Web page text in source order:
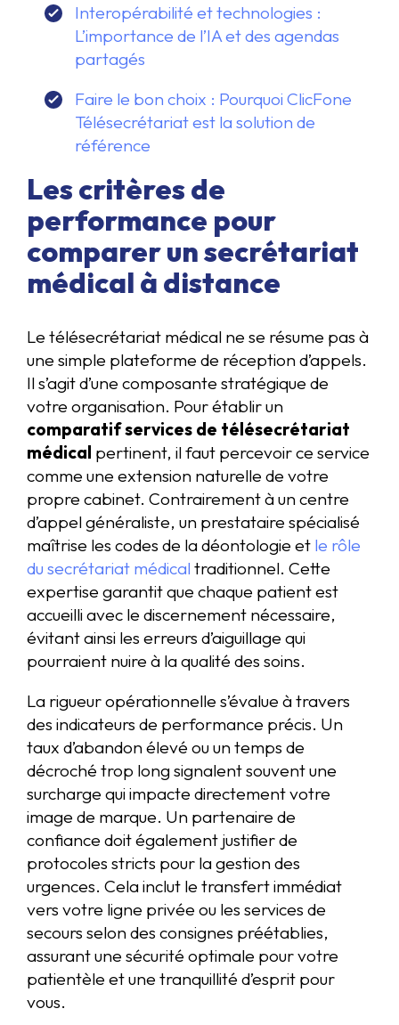
Interopérabilité et technologies :
L’importance de l’IA et des agendas
partagés
Faire le bon choix : Pourquoi ClicFone
Télésecrétariat est la solution de
référence
Les critères de
performance pour
comparer un secrétariat
médical à distance
Le télésecrétariat médical ne se résume pas à
une simple plateforme de réception d’appels.
Il s’agit d’une composante stratégique de
votre organisation. Pour établir un
comparatif services de télésecrétariat
médical pertinent, il faut percevoir ce service
comme une extension naturelle de votre
propre cabinet. Contrairement à un centre
d’appel généraliste, un prestataire spécialisé
maîtrise les codes de la déontologie et le rôle
du secrétariat médical traditionnel. Cette
expertise garantit que chaque patient est
accueilli avec le discernement nécessaire,
évitant ainsi les erreurs d’aiguillage qui
pourraient nuire à la qualité des soins.
La rigueur opérationnelle s’évalue à travers
des indicateurs de performance précis. Un
taux d’abandon élevé ou un temps de
décroché trop long signalent souvent une
surcharge qui impacte directement votre
image de marque. Un partenaire de
confiance doit également justifier de
protocoles stricts pour la gestion des
urgences. Cela inclut le transfert immédiat
vers votre ligne privée ou les services de
secours selon des consignes préétablies,
assurant une sécurité optimale pour votre
patientèle et une tranquillité d’esprit pour
vous.